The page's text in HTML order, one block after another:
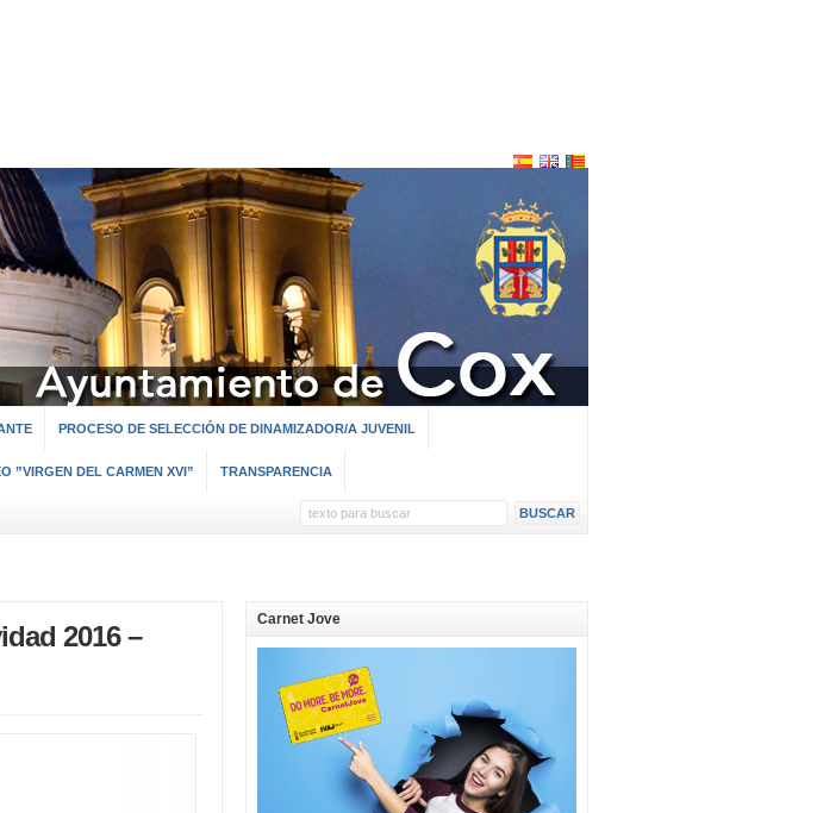
PROCESO DE SELECCIÓN DE DINAMIZADOR/A JUVENIL
”VIRGEN DEL CARMEN XVI” TRANSPARENCIA
2016 –
Carnet Jove